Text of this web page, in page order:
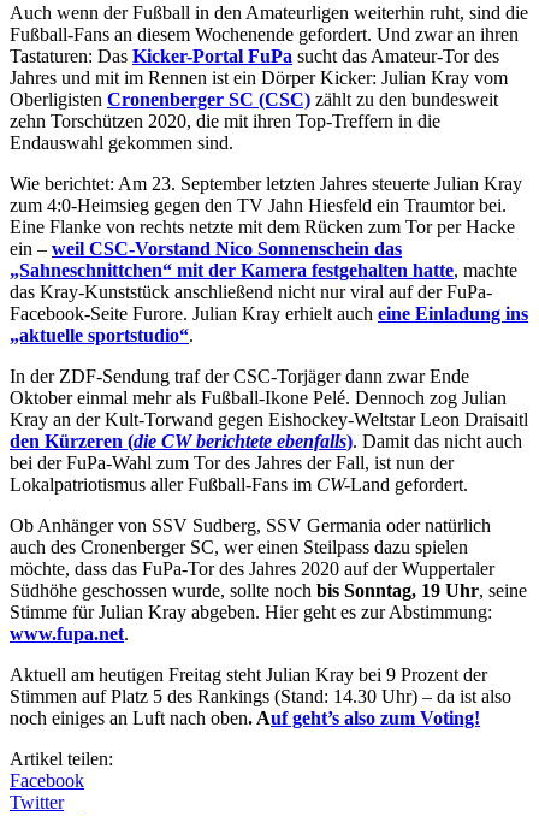
Auch wenn der Fußball in den Amateurligen weiterhin ruht, sind die
Fußball-Fans an diesem Wochenende gefordert. Und zwar an ihren
Tastaturen: Das Kicker-Portal FuPa sucht das Amateur-Tor des
Jahres und mit im Rennen ist ein Dörper Kicker: Julian Kray vom
Oberligisten Cronenberger SC (CSC) zählt zu den bundesweit
zehn Torschützen 2020, die mit ihren Top-Treffern in die
Endauswahl gekommen sind.
Wie berichtet: Am 23. September letzten Jahres steuerte Julian Kray
zum 4:0-Heimsieg gegen den TV Jahn Hiesfeld ein Traumtor bei.
Eine Flanke von rechts netzte mit dem Rücken zum Tor per Hacke
ein – weil CSC-Vorstand Nico Sonnenschein das
„Sahneschnittchen“ mit der Kamera festgehalten hatte, machte
das Kray-Kunststück anschließend nicht nur viral auf der FuPa-
Facebook-Seite Furore. Julian Kray erhielt auch eine Einladung ins
„aktuelle sportstudio“.
In der ZDF-Sendung traf der CSC-Torjäger dann zwar Ende
Oktober einmal mehr als Fußball-Ikone Pelé. Dennoch zog Julian
Kray an der Kult-Torwand gegen Eishockey-Weltstar Leon Draisaitl
den Kürzeren (die CW berichtete ebenfalls). Damit das nicht auch
bei der FuPa-Wahl zum Tor des Jahres der Fall, ist nun der
Lokalpatriotismus aller Fußball-Fans im CW-Land gefordert.
Ob Anhänger von SSV Sudberg, SSV Germania oder natürlich
auch des Cronenberger SC, wer einen Steilpass dazu spielen
möchte, dass das FuPa-Tor des Jahres 2020 auf der Wuppertaler
Südhöhe geschossen wurde, sollte noch bis Sonntag, 19 Uhr, seine
Stimme für Julian Kray abgeben. Hier geht es zur Abstimmung:
www.fupa.net.
Aktuell am heutigen Freitag steht Julian Kray bei 9 Prozent der
Stimmen auf Platz 5 des Rankings (Stand: 14.30 Uhr) – da ist also
noch einiges an Luft nach oben. Auf geht’s also zum Voting!
Artikel teilen:
Facebook
Twitter